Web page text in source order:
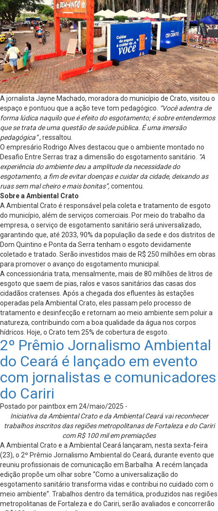
A jornalista Jayne Machado, moradora do município de Crato, visitou o
espaço e pontuou que a ação teve tom pedagógico. “Você adentra de
forma lúdica naquilo que é efeito do esgotamento; é sobre entendermos
que se trata de uma questão de saúde pública. É uma imersão
pedagógica”, ressaltou.
O empresário Rodrigo Alves destacou que o ambiente montado no
Desafio Entre Serras traz a dimensão do esgotamento sanitário. “A
experiência do ambiente deu a amplitude da necessidade do
esgotamento, a fim de evitar doenças e cuidar da cidade, deixando as
ruas sem mal cheiro e mais bonitas”,comentou.
Sobre a Ambiental Crato
A Ambiental Crato é responsável pela coleta e tratamento de esgoto
do município, além de serviços comerciais. Por meio do trabalho da
empresa, o serviço de esgotamento sanitário será universalizado,
garantindo que, até 2033, 90% da população da sede e dos distritos de
Dom Quintino e Ponta da Serra tenham o esgoto devidamente
coletado e tratado. Serão investidos mais de R$ 250 milhões em obras
para promover o avanço do esgotamento municipal.
A concessionária trata, mensalmente, mais de 80 milhões de litros de
esgoto que saem de pias, ralos e vasos sanitários das casas dos
cidadãos cratenses. Após a chegada dos efluentes às estações
operadas pela Ambiental Crato, eles passam pelo processo de
tratamento e desinfecção e retornam ao meio ambiente sem poluir a
natureza, contribuindo com a boa qualidade da água nos corpos
hídricos. Hoje, o Crato tem 25% de cobertura de esgoto.
2º Prêmio Jornalismo Ambiental
do Ceará é lançado em evento
com jornalistas e comunicadores
do Cariri
Postado por paintbox em 24/maio/2025 -
Iniciativa da Ambiental Crato e da Ambiental Ceará vai reconhecer
trabalhos inscritos das regiões metropolitanas de Fortaleza e do Cariri
com R$ 100 mil em premiações
A Ambiental Crato e a Ambiental Ceará lançaram, nesta sexta-feira
(23), o 2º Prêmio Jornalismo Ambiental do Ceará, durante evento que
reuniu profissionais de comunicação em Barbalha. A recém lançada
edição propõe um olhar sobre “Como a universalização do
esgotamento sanitário transforma vidas e contribui no cuidado com o
meio ambiente”. Trabalhos dentro da temática, produzidos nas regiões
metropolitanas de Fortaleza e do Cariri, serão avaliados e concorrerão